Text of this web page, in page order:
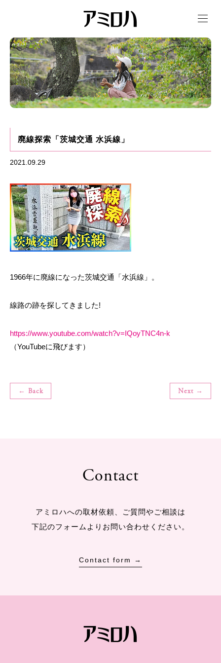
t
g
l
e
n
a
v
i
g
a
t
廃線探索「茨城交通 水浜線」
2021.09.29
1966年に廃線になった茨城交通「水浜線」。
線路の跡を探してきました!
https://www.youtube.com/watch?v=IQoyTNC4n-k
（YouTubeに飛びます）
← Back Next →
Contact
アミロハへの取材依頼、ご質問やご相談は
下記のフォームよりお問い合わせください。
Contact form →